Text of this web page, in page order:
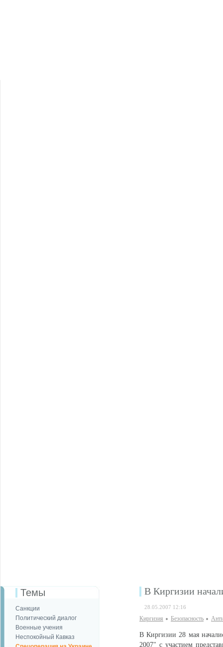
Темы
Санкции
Политический диалог
Военные учения
Неспокойный Кавказ
В Киргизии
28.05.2007 12:16
Киргизия Безопаcность
В Киргизии 28 мая
2007" с участием